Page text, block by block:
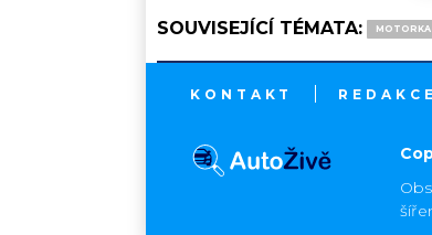
SOUVISEJÍCÍ TÉMATA: MOTORKA
KONTAKT REDAKCE